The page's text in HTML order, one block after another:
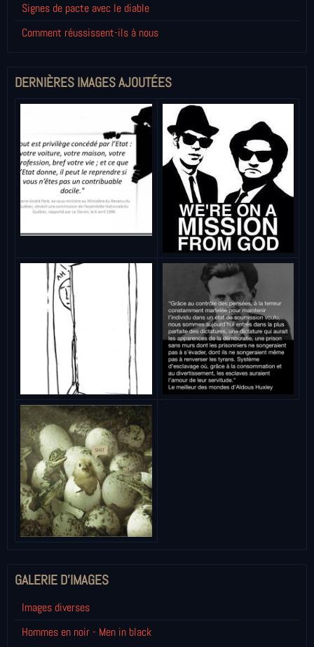
Signes de pacte avec le diable
Comment réussissent-ils à nous
DERNIÈRES IMAGES AJOUTÉES
GALERIE D'IMAGES
Images diverses
Hommes en noir - Men in black